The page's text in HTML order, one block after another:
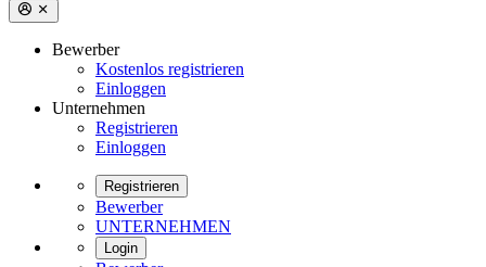
Bewerber
Kostenlos registrieren
Einloggen
Unternehmen
Registrieren
Einloggen
Registrieren
Bewerber
UNTERNEHMEN
Login